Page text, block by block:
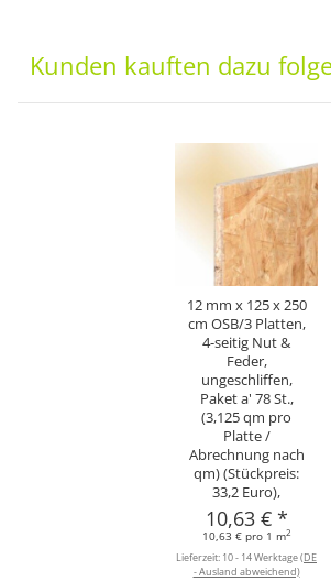
Kunden kauften dazu
12 mm x 125 x 250
cm OSB/3 Platten,
4-seitig Nut &
Feder,
ungeschliffen,
Paket a' 78 St.,
(3,125 qm pro
Platte /
Abrechnung nach
qm) (Stückpreis:
33,2 Euro),
10,63 € *
10,63 € pro 1 m2
Lieferzeit: 10 - 14 Werktage(DE
- Ausland abweichend)